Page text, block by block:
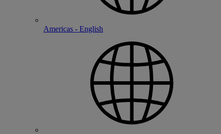
Americas - English